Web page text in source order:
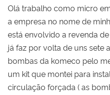
Olá trabalho como micro
a empresa no nome de
está envolvido a revenda
já faz por volta de uns sete
bombas da komeco pelo
um kit que montei para
circulação forçada ( as